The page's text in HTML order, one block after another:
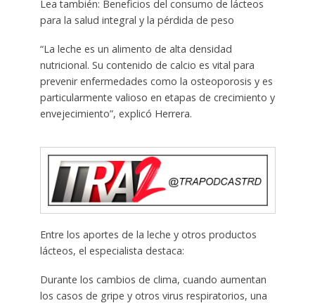
Lea también: Beneficios del consumo de lácteos
para la salud integral y la pérdida de peso
“La leche es un alimento de alta densidad
nutricional. Su contenido de calcio es vital para
prevenir enfermedades como la osteoporosis y es
particularmente valioso en etapas de crecimiento y
envejecimiento”, explicó Herrera.
Entre los aportes de la leche y otros productos
lácteos, el especialista destaca:
Durante los cambios de clima, cuando aumentan
los casos de gripe y otros virus respiratorios, una